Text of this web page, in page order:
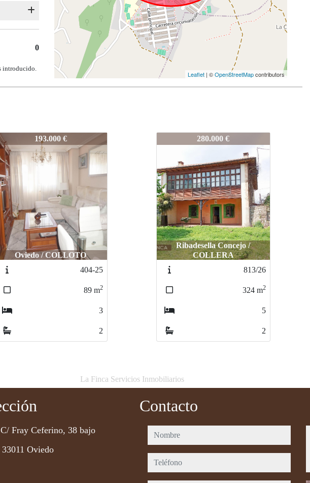
0
introducido.
Leaflet | ©OpenStreetMapcontributors
25 280.000 €
Ribadesella Concejo /
COLLERA
813/26
324 m2
5
2
295.000 €
Carreño / MONTICO
564-25
149 m2
4
2
La Finca Servicios Inmobiliarios
C/ Fray Ceferino, 38 bajo
33011 Oviedo
Contacto
nombre
teléfono